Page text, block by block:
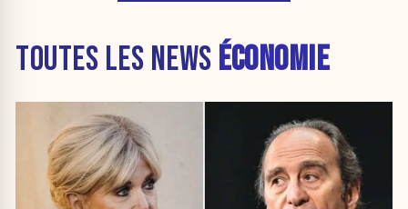
TOUTES LES NEWS ÉCONOMIE